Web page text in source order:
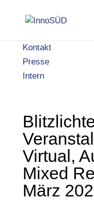
Kontakt
Presse
Intern
Virtual,
Mixed
März